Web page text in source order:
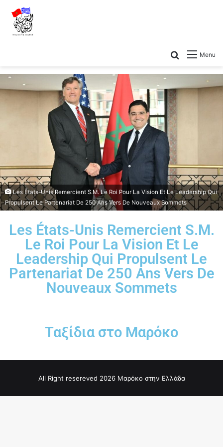
Menu
Les États-Unis Remercient S.M. Le Roi Pour La Vision Et Le Leadership Qui
Propulsent Le Partenariat De 250 Ans Vers De Nouveaux Sommets
Les États-Unis Remercient S.M.
Le Roi Pour La Vision Et Le
Leadership Qui Propulsent Le
Partenariat De 250 Ans Vers De
Nouveaux Sommets
Ταξίδια στο Μαρόκο
All Right resereved 2026 Μαρόκο στην Ελλάδα